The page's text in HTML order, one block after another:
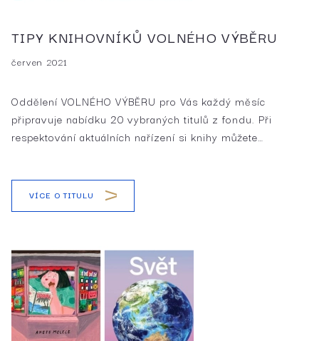
TIPY KNIHOVNÍKŮ VOLNÉHO VÝBĚRU
červen 2021
Oddělení VOLNÉHO VÝBĚRU pro Vás každý měsíc
připravuje nabídku 20 vybraných titulů z fondu. Při
respektování aktuálních nařízení si knihy můžete…
VÍCE O TITULU